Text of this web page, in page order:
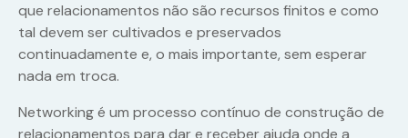
que relacionamentos não são recursos finitos e como
tal devem ser cultivados e preservados
continuadamente e, o mais importante, sem esperar
nada em troca.
Networking é um processo contínuo de construção de